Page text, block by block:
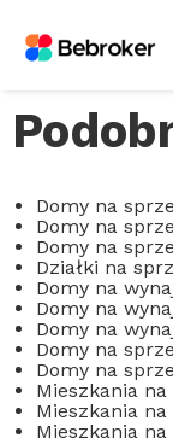
Domy na
Domy na
Domy na
Działki na
Domy na
Domy na
Domy na
Domy na
Domy na
Mieszkania
Mieszkania
Mieszkania